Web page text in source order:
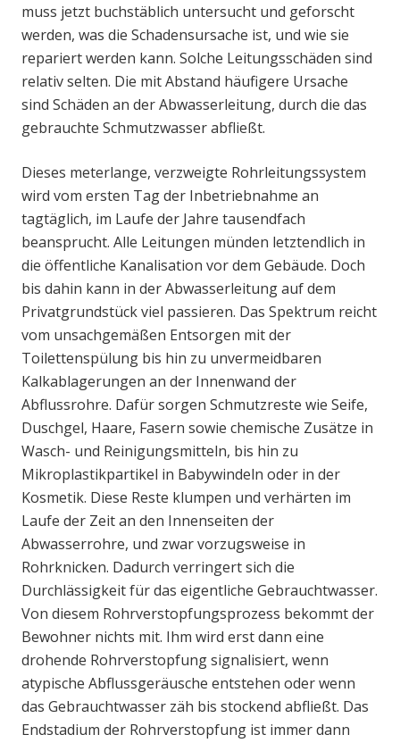
muss jetzt buchstäblich untersucht und geforscht
werden, was die Schadensursache ist, und wie sie
repariert werden kann. Solche Leitungsschäden sind
relativ selten. Die mit Abstand häufigere Ursache
sind Schäden an der Abwasserleitung, durch die das
gebrauchte Schmutzwasser abfließt.
Dieses meterlange, verzweigte Rohrleitungssystem
wird vom ersten Tag der Inbetriebnahme an
tagtäglich, im Laufe der Jahre tausendfach
beansprucht. Alle Leitungen münden letztendlich in
die öffentliche Kanalisation vor dem Gebäude. Doch
bis dahin kann in der Abwasserleitung auf dem
Privatgrundstück viel passieren. Das Spektrum reicht
vom unsachgemäßen Entsorgen mit der
Toilettenspülung bis hin zu unvermeidbaren
Kalkablagerungen an der Innenwand der
Abflussrohre. Dafür sorgen Schmutzreste wie Seife,
Duschgel, Haare, Fasern sowie chemische Zusätze in
Wasch- und Reinigungsmitteln, bis hin zu
Mikroplastikpartikel in Babywindeln oder in der
Kosmetik. Diese Reste klumpen und verhärten im
Laufe der Zeit an den Innenseiten der
Abwasserrohre, und zwar vorzugsweise in
Rohrknicken. Dadurch verringert sich die
Durchlässigkeit für das eigentliche Gebrauchtwasser.
Von diesem Rohrverstopfungsprozess bekommt der
Bewohner nichts mit. Ihm wird erst dann eine
drohende Rohrverstopfung signalisiert, wenn
atypische Abflussgeräusche entstehen oder wenn
das Gebrauchtwasser zäh bis stockend abfließt. Das
Endstadium der Rohrverstopfung ist immer dann